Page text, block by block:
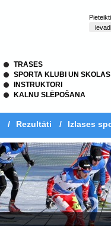
TRASES
SPORTA KLUBI UN SKOLAS
INSTRUKTORI
KALNU SLĒPOŠANA
/ Rezultāti / Izlases